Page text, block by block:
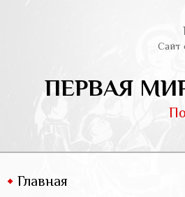
Сайт
ПЕРВАЯ
Главная